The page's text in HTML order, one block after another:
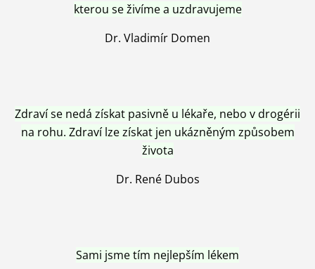
kterou se živíme a uzdravujeme
Dr. Vladimír Domen
Zdraví se nedá získat pasivně u lékaře, nebo v drogérii
na rohu. Zdraví lze získat jen ukázněným způsobem
života
Dr. René Dubos
Sami jsme tím nejlepším lékem